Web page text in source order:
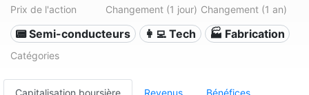
Prix de l'action Changement (1 jour) Changement (1 an)
📟 Semi-conducteurs 👩‍💻 Tech 🏭 Fabrication
Catégories
Capitalisation boursière Revenus Bénéfices